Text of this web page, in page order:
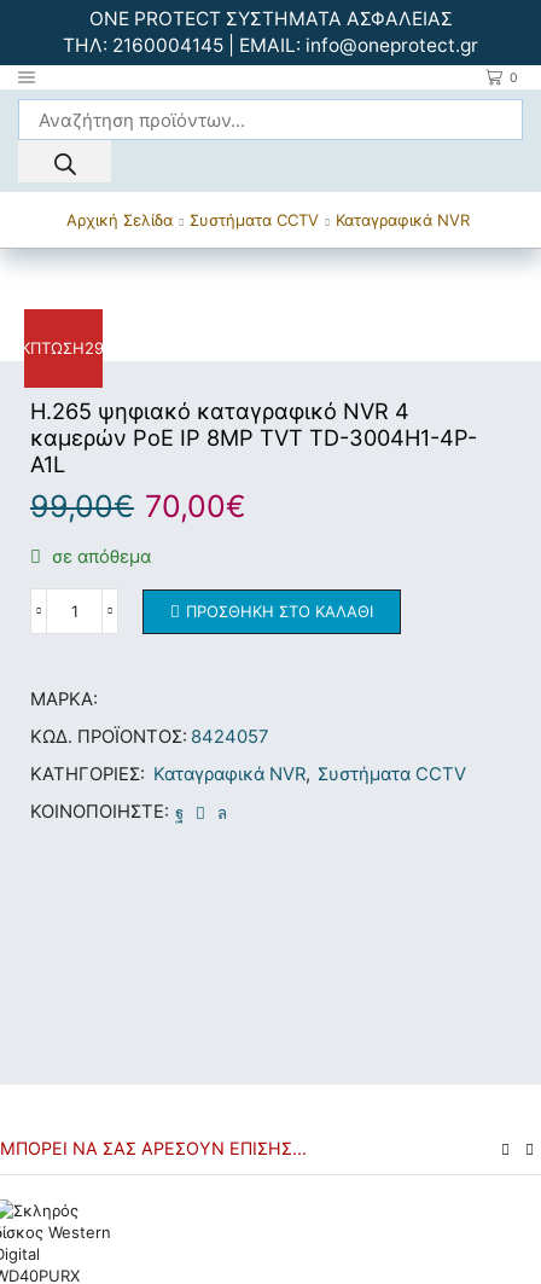
ONE PROTECT ΣΥΣΤΗΜΑΤΑ ΑΣΦΑΛΕΙΑΣ
ΤΗΛ: 2160004145 | EMAIL: info@oneprotect.gr
0
Αρχική Σελίδα Συστήματα CCTV Καταγραφικά NVR
ΈΚΠΤΩΣΗ29%
H.265 ψηφιακό καταγραφικό NVR 4
καμερών PoE IP 8MP TVT TD-3004H1-4P-
A1L
99,00€ 70,00€
σε απόθεμα
ΠΡΟΣΘΉΚΗ ΣΤΟ ΚΑΛΆΘΙ
ΜΆΡΚΑ:
ΚΩΔ. ΠΡΟΪΌΝΤΟΣ: 8424057
ΚΑΤΗΓΟΡΊΕΣ: Καταγραφικά NVR, Συστήματα CCTV
ΚΟΙΝΟΠΟΙΉΣΤΕ:
ΜΠΟΡΕΊ ΝΑ ΣΑΣ ΑΡΈΣΟΥΝ ΕΠΊΣΗΣ...